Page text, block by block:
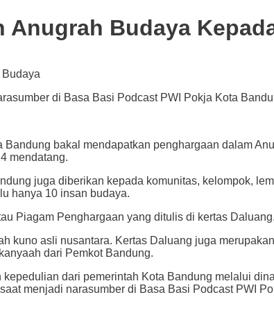
Budaya
di Basa Basi Podcast PWI Pokja Kota
bakal mendapatkan penghargaan dalam
mendatang.
juga diberikan kepada komunitas, kelompok,
hanya 10 insan budaya.
Piagam Penghargaan yang ditulis di kertas Daluang.
kuno asli nusantara. Kertas Daluang juga
dari Pemkot Bandung.
dari pemerintah Kota Bandung melalui
menjadi narasumber di Basa Basi Podcast PWI